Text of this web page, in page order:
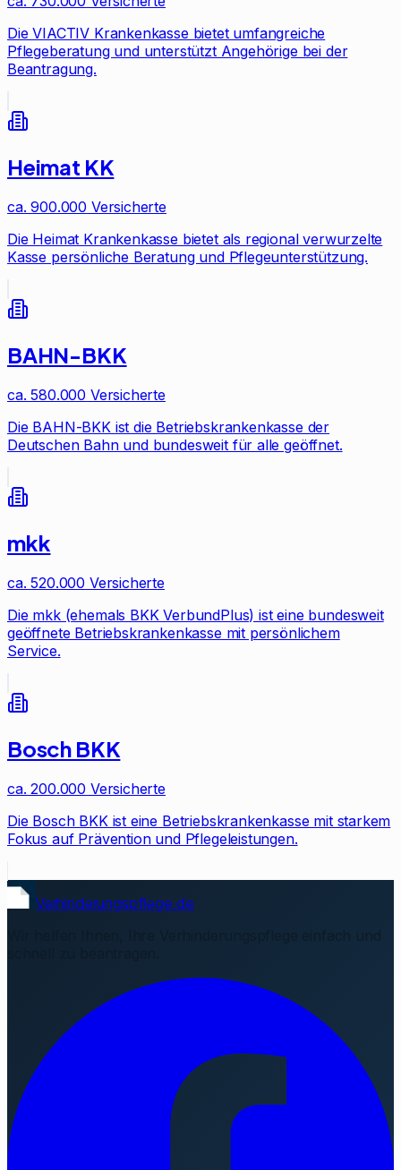
Die VIACTIV Krankenkasse bietet umfangreiche
Pflegeberatung und unterstützt Angehörige bei der
Beantragung.
Heimat KK
ca. 900.000 Versicherte
Die Heimat Krankenkasse bietet als regional verwurzelte
Kasse persönliche Beratung und Pflegeunterstützung.
BAHN-BKK
ca. 580.000 Versicherte
Die BAHN-BKK ist die Betriebskrankenkasse der
Deutschen Bahn und bundesweit für alle geöffnet.
mkk
ca. 520.000 Versicherte
Die mkk (ehemals BKK VerbundPlus) ist eine bundesweit
geöffnete Betriebskrankenkasse mit persönlichem
Service.
Bosch BKK
ca. 200.000 Versicherte
Die Bosch BKK ist eine Betriebskrankenkasse mit starkem
Fokus auf Prävention und Pflegeleistungen.
Verhinderungspflege.de